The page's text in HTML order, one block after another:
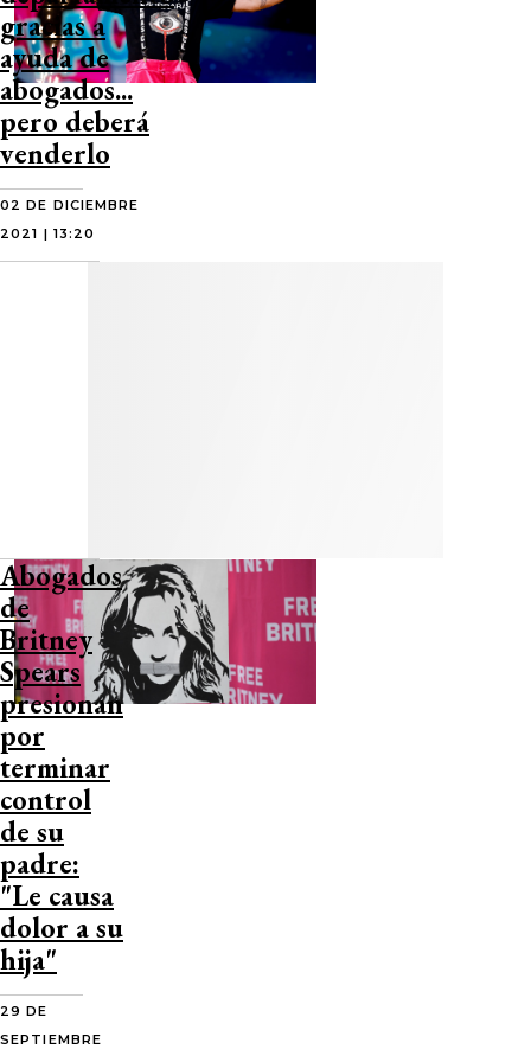
gracias a
ayuda de
abogados...
pero deberá
venderlo
02 DE DICIEMBRE
2021 | 13:20
Abogados
de
Britney
Spears
presionan
por
terminar
control
de su
padre:
"Le causa
dolor a su
hija"
29 DE
SEPTIEMBRE